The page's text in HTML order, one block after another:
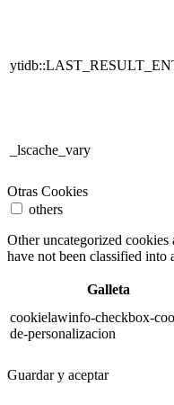
_lscache_vary
Otras Cookies
others
Other uncategorized cookies
have not been classified into
Galleta
cookielawinfo-checkbox-
de-personalizacion
Guardar y aceptar